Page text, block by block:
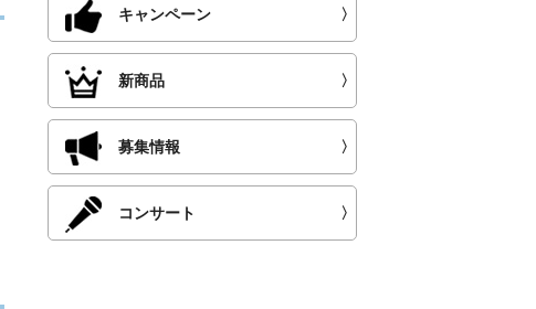
キャンペーン 〉
新商品 〉
募集情報 〉
コンサート 〉